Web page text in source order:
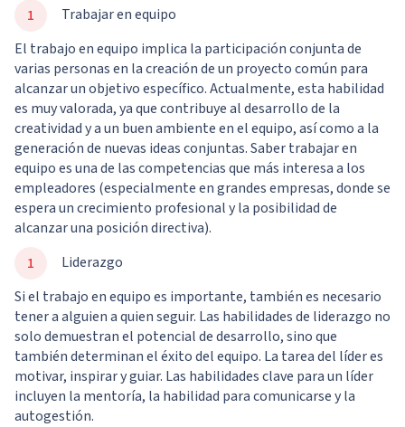
Trabajar en equipo
El trabajo en equipo implica la participación conjunta de
varias personas en la creación de un proyecto común para
alcanzar un objetivo específico. Actualmente, esta habilidad
es muy valorada, ya que contribuye al desarrollo de la
creatividad y a un buen ambiente en el equipo, así como a la
generación de nuevas ideas conjuntas. Saber trabajar en
equipo es una de las competencias que más interesa a los
empleadores (especialmente en grandes empresas, donde se
espera un crecimiento profesional y la posibilidad de
alcanzar una posición directiva).
Liderazgo
Si el trabajo en equipo es importante, también es necesario
tener a alguien a quien seguir. Las habilidades de liderazgo no
solo demuestran el potencial de desarrollo, sino que
también determinan el éxito del equipo. La tarea del líder es
motivar, inspirar y guiar. Las habilidades clave para un líder
incluyen la mentoría, la habilidad para comunicarse y la
autogestión.